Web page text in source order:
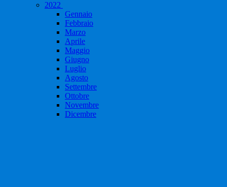
2022
Gennaio
Febbraio
Marzo
Aprile
Maggio
Giugno
Luglio
Agosto
Settembre
Ottobre
Novembre
Dicembre